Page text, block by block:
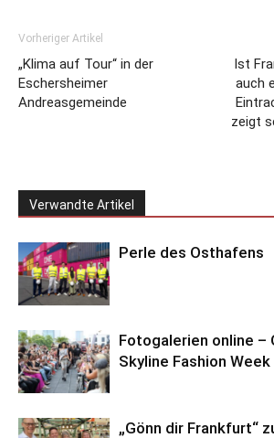
Vorheriger Artikel
„Klima auf Tour“ in der
Eschersheimer
Andreasgemeinde
Ist
auch
zeigt
Verwandte Artikel
Perle des Osthafens
Fotogalerien online –
Skyline Fashion Week
„Gönn dir Frankfurt“